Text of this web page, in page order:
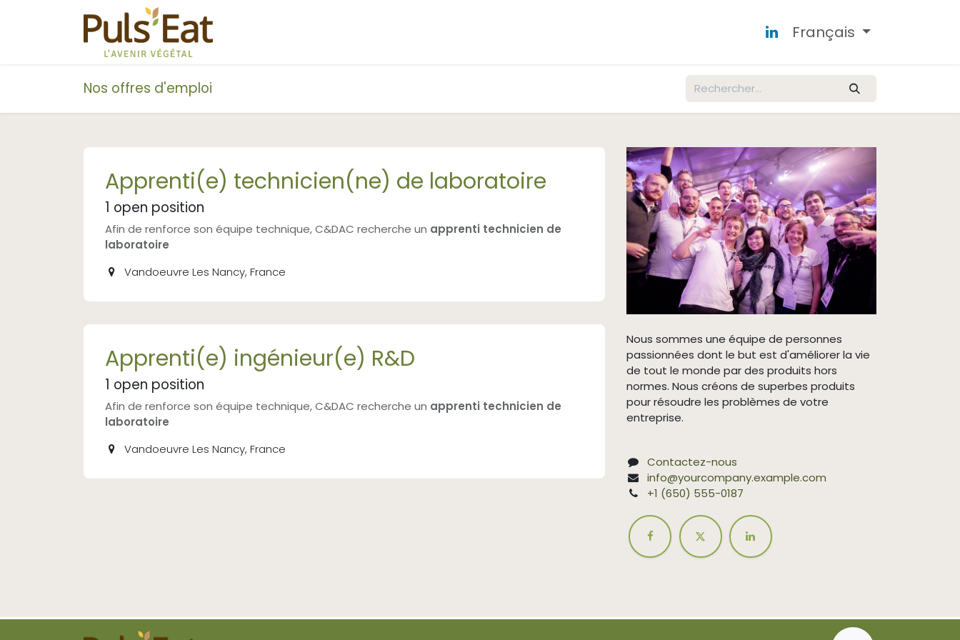
Français
Nos offres d'emploi
Apprenti(e) technicien(ne) de laboratoire
1 open position
Afin de renforce son équipe technique, C&DAC recherche un apprenti technicien de
laboratoire
Vandoeuvre Les Nancy,France
Apprenti(e) ingénieur(e) R&D
1 open position
Afin de renforce son équipe technique, C&DAC recherche un apprenti technicien de
laboratoire
Vandoeuvre Les Nancy,France
Nous sommes une équipe de personnes
passionnées dont le but est d'améliorer la vie
de tout le monde par des produits hors
normes. Nous créons de superbes produits
pour résoudre les problèmes de votre
entreprise.
Contactez-nous
info@yourcompany.example.com
+1 (650) 555-0187